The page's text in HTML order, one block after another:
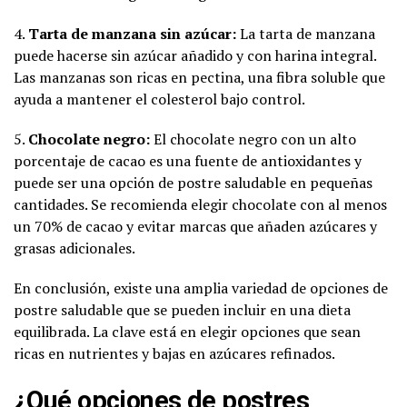
4. Tarta de manzana sin azúcar:La tarta de manzana
puede hacerse sin azúcar añadido y con harina integral.
Las manzanas son ricas en pectina, una fibra soluble que
ayuda a mantener el colesterol bajo control.
5. Chocolate negro:El chocolate negro con un alto
porcentaje de cacao es una fuente de antioxidantes y
puede ser una opción de postre saludable en pequeñas
cantidades. Se recomienda elegir chocolate con al menos
un 70% de cacao y evitar marcas que añaden azúcares y
grasas adicionales.
En conclusión, existe una amplia variedad de opciones de
postre saludable que se pueden incluir en una dieta
equilibrada. La clave está en elegir opciones que sean
ricas en nutrientes y bajas en azúcares refinados.
¿Qué opciones de postres